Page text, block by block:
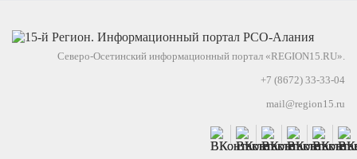
Северо-Осетинский информационный портал «REGION15.RU».
+7 (8672) 33-33-04
mail@region15.ru